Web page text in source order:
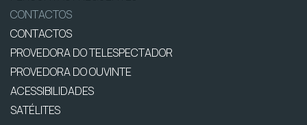
CONTACTOS
CONTACTOS
PROVEDORA DO TELESPECTADOR
PROVEDORA DO OUVINTE
ACESSIBILIDADES
SATÉLITES